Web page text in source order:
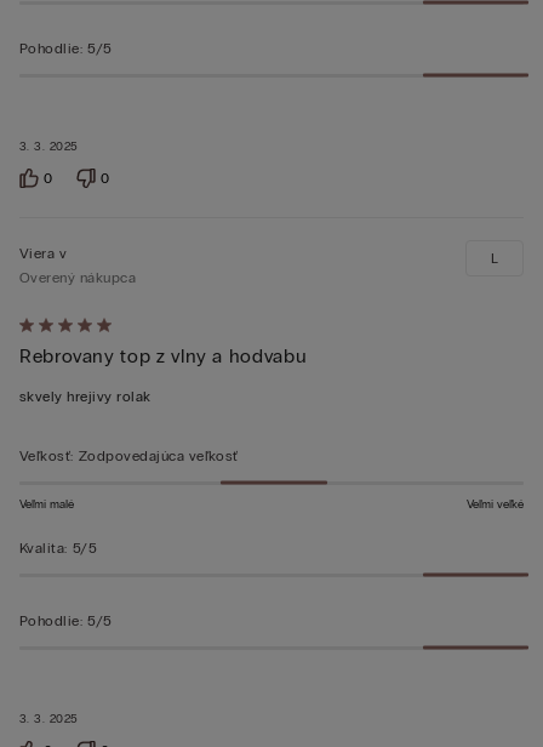
3. 3. 2025
Pohodlie: 5/5
0 0
Hodnotenie:
5
z 5
3. 3. 2025
Viera v
Overený nákupca
Rebrovany top z vlny a hodvabu
skvely hrejivy rolak
L
Veľkosť: Zodpovedajúca veľkosť
Veľmi malé Veľmi veľké
Kvalita: 5/5
Pohodlie: 5/5